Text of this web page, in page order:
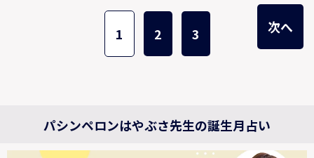
1 2 3 次へ
パシンペロンはやぶさ先生の誕生月占い